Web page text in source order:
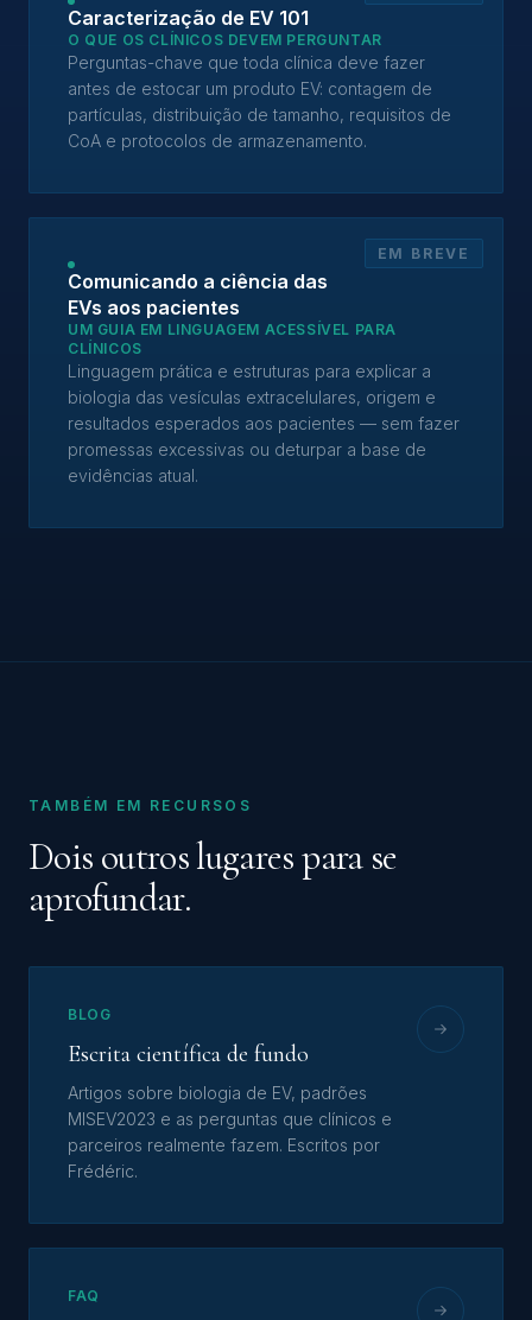
Caracterização de EV 101
O QUE OS CLÍNICOS DEVEM PERGUNTAR
Perguntas-chave que toda clínica deve fazer
antes de estocar um produto EV: contagem de
partículas, distribuição de tamanho, requisitos de
CoA e protocolos de armazenamento.
EM BREVE
Comunicando a ciência das
EVs aos pacientes
UM GUIA EM LINGUAGEM ACESSÍVEL PARA
CLÍNICOS
Linguagem prática e estruturas para explicar a
biologia das vesículas extracelulares, origem e
resultados esperados aos pacientes — sem fazer
promessas excessivas ou deturpar a base de
evidências atual.
TAMBÉM EM RECURSOS
Dois outros lugares para se
aprofundar.
BLOG
Escrita científica de fundo
Artigos sobre biologia de EV, padrões
MISEV2023 e as perguntas que clínicos e
parceiros realmente fazem. Escritos por
Frédéric.
FAQ